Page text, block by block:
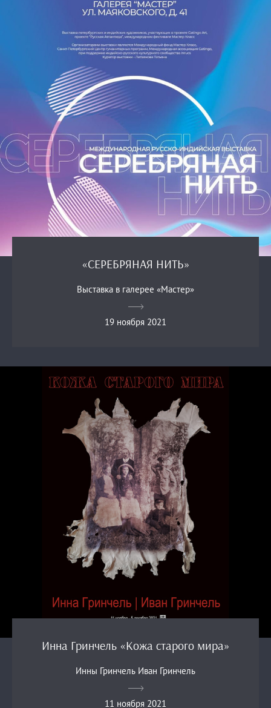
«СЕРЕБРЯНАЯ НИТЬ»
Выставка в галерее «Мастер»
19 ноября 2021
Инна Гринчель «Кожа старого мира»
Инны Гринчель Иван Гринчель
11 ноября 2021